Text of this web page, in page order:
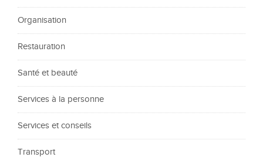
Organisation
Restauration
Santé et beauté
Services à la personne
Services et conseils
Transport